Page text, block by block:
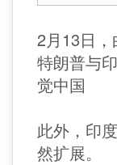
2月13日
特朗普与
觉中国
此外，印
然扩展。